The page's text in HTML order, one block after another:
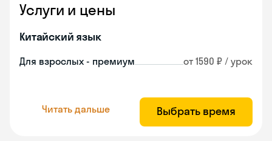
Услуги и цены
Китайский язык
Для взрослых - премиум от 1590 ₽ / урок
Читать дальше Выбрать время